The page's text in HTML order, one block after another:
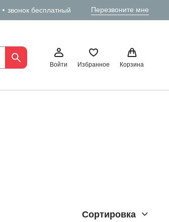
звонок бесплатный Перезвоните мне
Войти Избранное Корзина
Сортировка